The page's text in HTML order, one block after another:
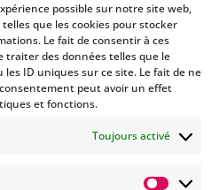
possible sur notre site web,
que les cookies pour stocker
Le fait de consentir à ces
des données telles que le
ID uniques sur ce site. Le fait de ne
peut avoir un effet
et fonctions.
Toujours activé
être informés
et évènements
notre